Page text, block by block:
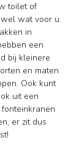
toilet of
wat voor u.
in
een
bij kleinere
en maten
Ook kunt
uit een
er zit dus